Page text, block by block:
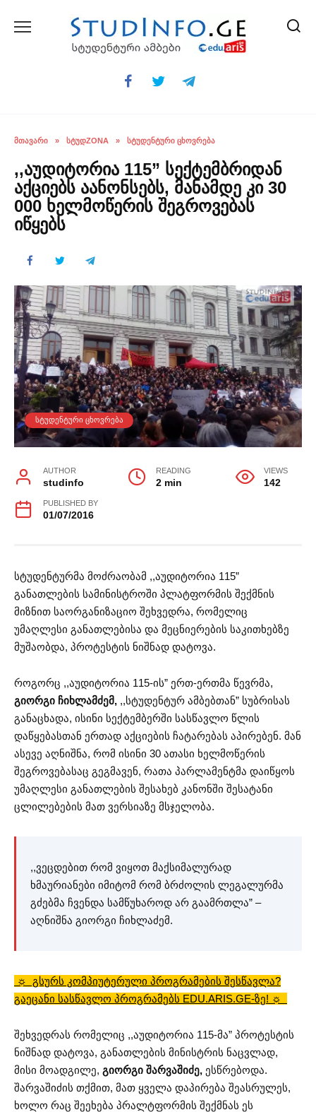
ᲛᲗᲐᲕᲐᲠᲘ » ᲡᲢᲣᲓZONA » ᲡᲢᲣᲓᲔᲜᲢᲣᲠᲘ ᲪᲮᲝᲕᲠᲔᲑᲐ
,,აუდიტორია 115” სექტემბრიდან
აქციებს აანონსებს, მანამდე კი 30
000 ხელმოწერის შეგროვებას
იწყებს
ᲡᲢᲣᲓᲔᲜᲢᲣᲠᲘ ᲪᲮᲝᲕᲠᲔᲑᲐ
AUTHOR
studinfo
READING
2 min
VIEWS
142
PUBLISHED BY
01/07/2016
სტუდენტურმა მოძრაობამ ,,აუდიტორია 115”
განათლების სამინისტროში პლატფორმის შექმნის
მიზნით საორგანიზაციო შეხვედრა, რომელიც
უმაღლესი განათლებისა და მეცნიერების საკითხებზე
მუშაობდა, პროტესტის ნიშნად დატოვა.
როგორც ,,აუდიტორია 115-ის” ერთ-ერთმა წევრმა,
გიორგი ჩიხლამძემ, ,,სტუდენტურ ამბებთან” სუბრისას
განაცხადა, ისინი სექტემბერში სასწავლო წლის
დაწყებასთან ერთად აქციების ჩატარებას აპირებენ. მან
ასევე აღნიშნა, რომ ისინი 30 ათასი ხელმოწერის
შეგროვებასაც გეგმავენ, რათა პარლამენტმა დაიწყოს
უმაღლესი განათლების შესახებ კანონში შესატანი
ცლილებების მათ ვერსიაზე მსჯელობა.
,,ვეცდებით რომ ვიყოთ მაქსიმალურად
ხმაურიანები იმიტომ რომ ბრძოლის ლეგალურმა
გძებმა ჩვენდა სამწუხაროდ არ გაამრთლა” –
აღნიშნა გიორგი ჩიხლაძემ.
☼ გსურს კომპიუტერული პროგრამების შესწავლა?
გაეცანი სასწავლო პროგრამებს EDU.ARIS.GE-ზე! ☼
შეხვედრას რომელიც ,,აუდიტორია 115-მა” პროტესტის
ნიშნად დატოვა, განათლების მინისტრის ნაცვლად,
მისი მოადგილე, გიორგი შარვაშიძე, ესწრებოდა.
შარვაშიძის თქმით, მათ ყველა დაპირება შეასრულეს,
ხოლო რაც შეეხება პრალტფორმის შექმნას ეს